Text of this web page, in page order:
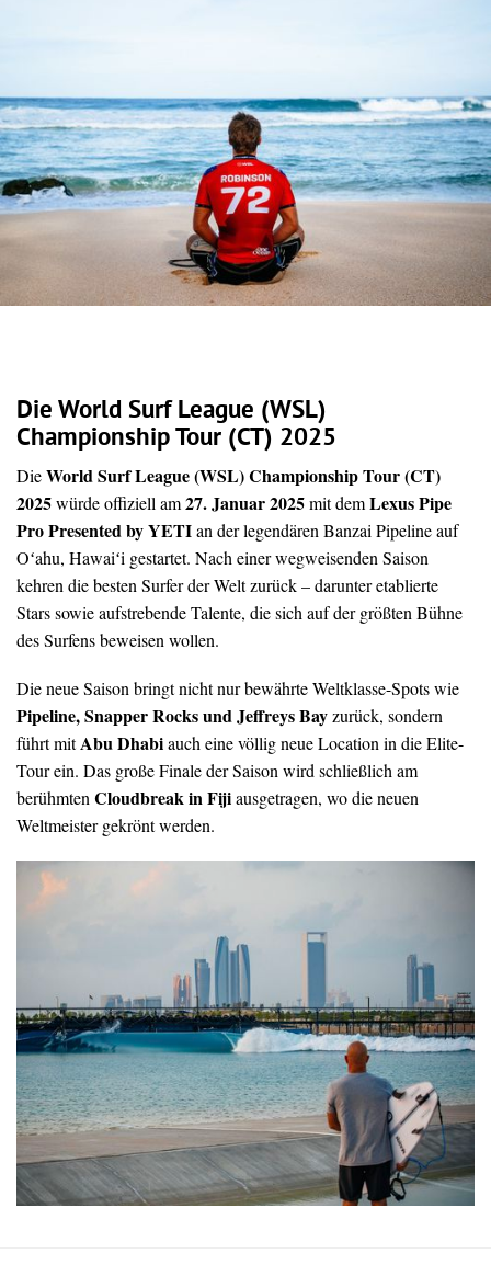
Die World Surf League (WSL)
Championship Tour (CT) 2025
DieWorld Surf League (WSL) Championship Tour (CT)
2025würde offiziell am27. Januar 2025mit demLexus Pipe
Pro Presented by YETIan der legendären Banzai Pipeline auf
Oʻahu, Hawaiʻi gestartet. Nach einer wegweisenden Saison
kehren die besten Surfer der Welt zurück – darunter etablierte
Stars sowie aufstrebende Talente, die sich auf der größten Bühne
des Surfens beweisen wollen.
Die neue Saison bringt nicht nur bewährte Weltklasse-Spots wie
Pipeline, Snapper Rocks und Jeffreys Bayzurück, sondern
führt mitAbu Dhabiauch eine völlig neue Location in die Elite-
Tour ein. Das große Finale der Saison wird schließlich am
berühmtenCloudbreak in Fijiausgetragen, wo die neuen
Weltmeister gekrönt werden.